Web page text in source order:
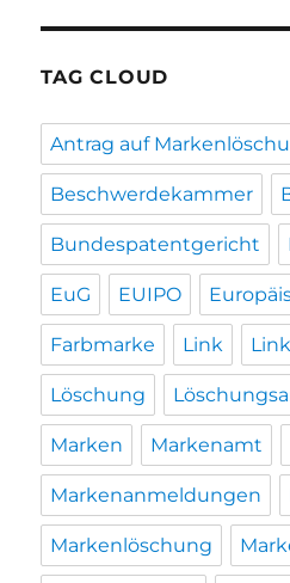
TAG CLOUD
Antrag auf
Beschwerdekammer
Bundespatentgericht
EuG EUIPO
Farbmarke Link
Löschung
Marken Markenamt
Markenanmeldungen
Markenlöschung